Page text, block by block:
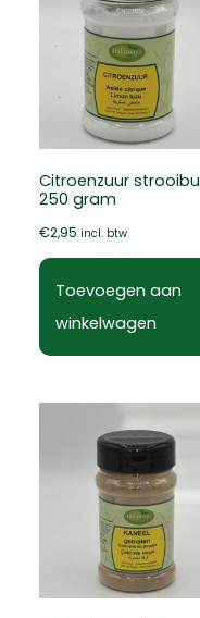
Citroenzuur
250 gram
€2,95 incl. btw
Toevoegen aan
winkelwagen